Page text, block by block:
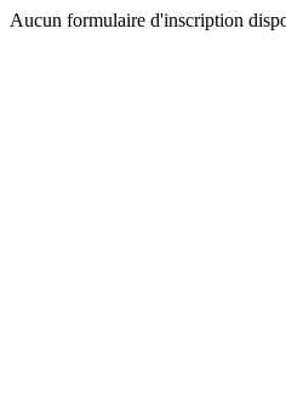
Aucun formulaire d'inscription